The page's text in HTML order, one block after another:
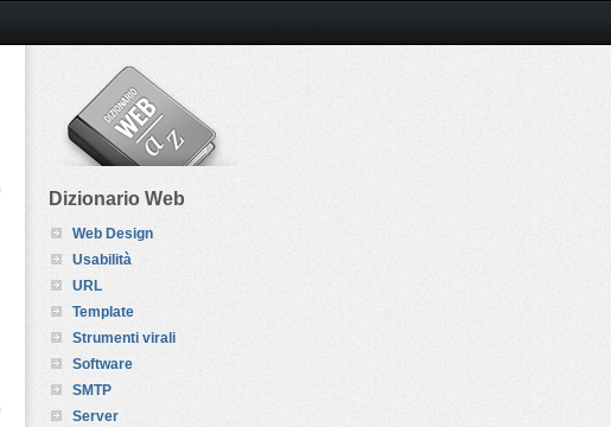
Dizionario Web
Web Design
Usabilità
URL
Template
Strumenti virali
Software
SMTP
Server